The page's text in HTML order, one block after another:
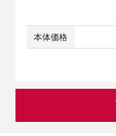
本体価格